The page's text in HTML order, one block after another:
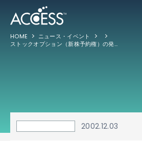
HOME
ニュース・イベント
ストックオプション（新株予約権）の発行内容確定に関するお知らせ
2002.12.03